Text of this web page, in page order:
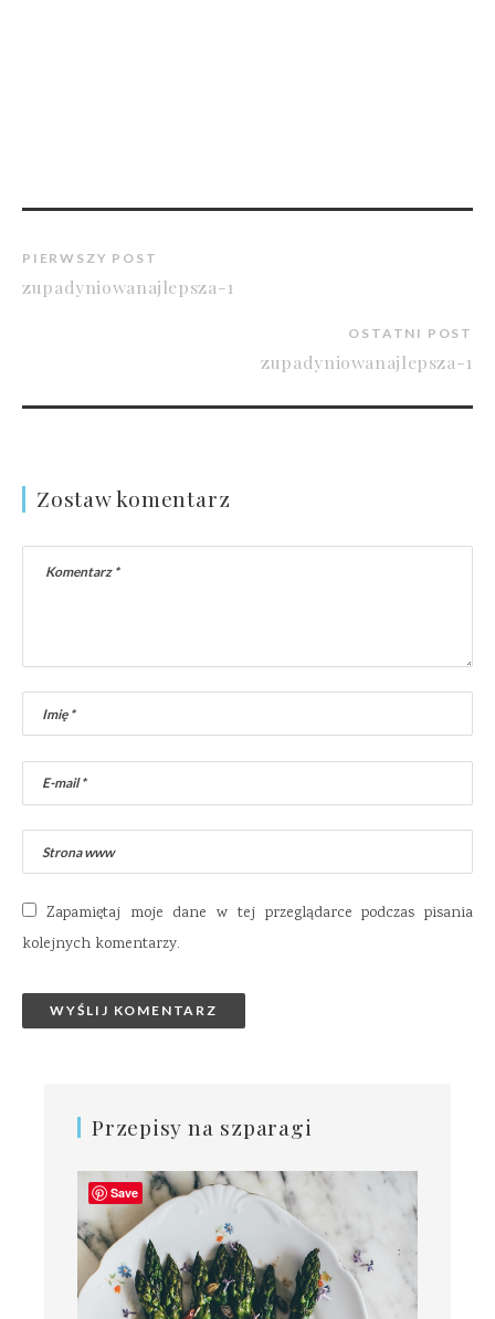
PIERWSZY POST
zupadyniowanajlepsza-1
OSTATNI POST
zupadyniowanajlepsza-1
Zostaw komentarz
Zapamiętaj moje dane w tej przeglądarce podczas pisania
kolejnych komentarzy.
Przepisy na szparagi
Save